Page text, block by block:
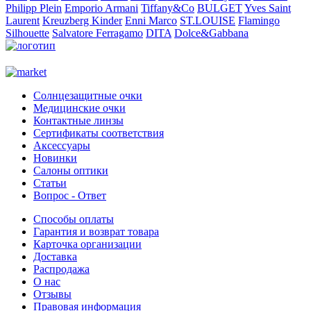
Philipp Plein Emporio Armani Tiffany&Co BULGETYves Saint
Laurent Kreuzberg Kinder Enni Marco ST.LOUISE Flamingo
Silhouette Salvatore Ferragamo DITA Dolce&Gabbana
Солнцезащитные очки
Медицинские очки
Контактные линзы
Сертификаты соответствия
Аксессуары
Новинки
Салоны оптики
Статьи
Вопрос - Ответ
Способы оплаты
Гарантия и возврат товара
Карточка организации
Доставка
Распродажа
О нас
Отзывы
Правовая информация